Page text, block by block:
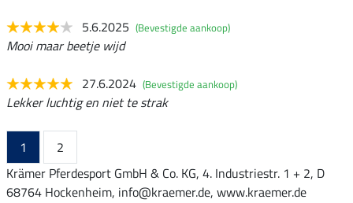
5.6.2025 (Bevestigde aankoop)
Mooi maar beetje wijd
27.6.2024 (Bevestigde aankoop)
Lekker luchtig en niet te strak
1
2
Krämer Pferdesport GmbH & Co. KG, 4. Industriestr. 1 + 2, D
68764 Hockenheim, info@kraemer.de, www.kraemer.de